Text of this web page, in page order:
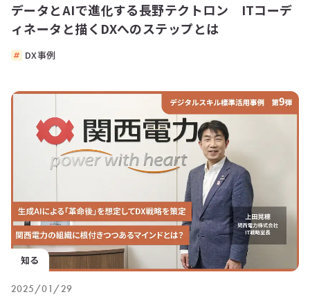
データとAIで進化する長野テクトロン ITコーデ
ィネータと描くDXへのステップとは
DX事例
知る
2025/01/29